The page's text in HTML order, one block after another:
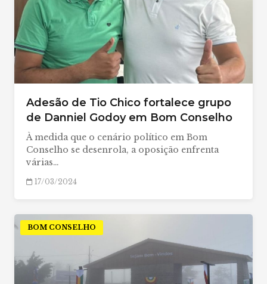
Adesão de Tio Chico fortalece grupo
de Danniel Godoy em Bom Conselho
À medida que o cenário político em Bom
Conselho se desenrola, a oposição enfrenta
várias…
17/03/2024
BOM CONSELHO